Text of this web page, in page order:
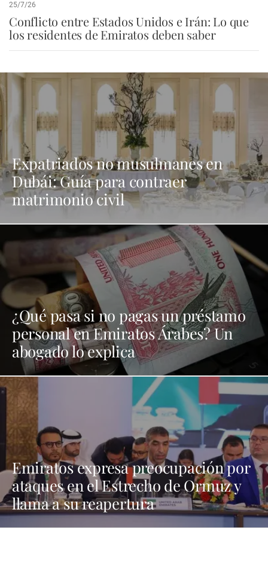
25/7/26
Conflicto entre Estados Unidos e Irán: Lo que
los residentes de Emiratos deben saber
Expatriados no musulmanes en
Dubái: Guía para contraer
matrimonio civil
¿Qué pasa si no pagas un préstamo
personal en Emiratos Árabes? Un
abogado lo explica
Emiratos expresa preocupación por
ataques en el Estrecho de Ormuz y
llama a su reapertura